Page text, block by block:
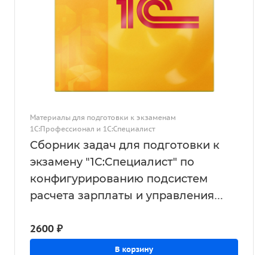
Материалы для подготовки к экзаменам
1С:Профессионал и 1С:Специалист
Сборник задач для подготовки к
экзамену "1С:Специалист" по
конфигурированию подсистем
расчета зарплаты и управления
решениях "1С:Предприятие 8", июль
2600 ₽
В корзину